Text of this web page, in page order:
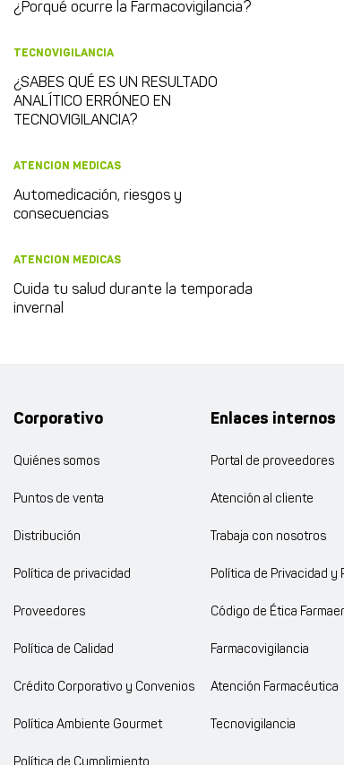
¿Porqué ocurre la Farmacovigilancia?
TECNOVIGILANCIA
¿SABES QUÉ ES UN RESULTADO
ANALÍTICO ERRÓNEO EN
TECNOVIGILANCIA?
ATENCION MEDICAS
Automedicación, riesgos y
consecuencias
ATENCION MEDICAS
Cuida tu salud durante la temporada
invernal
Corporativo
Quiénes somos
Puntos de venta
Distribución
Política de privacidad
Proveedores
Política de Calidad
Crédito Corporativo y Convenios
Política Ambiente Gourmet
Enlaces internos
Portal de proveedores
Atención al cliente
Trabaja con nosotros
Política de Privacidad y
Código de Ética
Farmacovigilancia
Atención Farmacéutica
Tecnovigilancia